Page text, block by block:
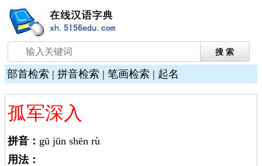
部首检索 | 拼音检索 | 笔画检索 | 起名
孤军深入
拼音： gū jūn shēn rù
用法：